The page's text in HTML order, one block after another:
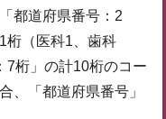
都道府県番号：2
桁（医科1、歯科
7桁」の計10桁のコー
、「都道府県番号」